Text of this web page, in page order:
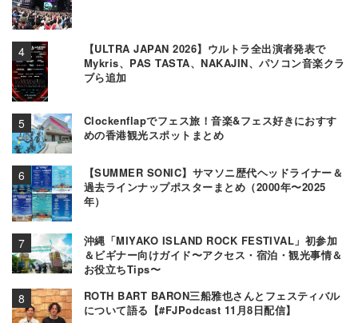
【ULTRA JAPAN 2026】ウルトラ全出演者発表で
Mykris、PAS TASTA、NAKAJIN、パソコン音楽クラ
ブら追加
Clockenflapでフェス旅！音楽&フェス好きにおすす
めの香港観光スポットまとめ
【SUMMER SONIC】サマソニ歴代ヘッドライナー＆
過去ラインナップポスターまとめ（2000年〜2025
年）
沖縄「MIYAKO ISLAND ROCK FESTIVAL」初参加
＆ビギナー向けガイド〜アクセス・宿泊・観光事情＆
お役立ちTips〜
ROTH BART BARON三船雅也さんとフェスティバル
について語る【#FJPodcast 11月8日配信】